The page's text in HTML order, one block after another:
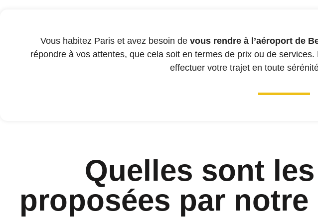
Vous habitez Paris et avez besoin de vous rendre à l’aéroport de
répondre à vos attentes, que cela soit en termes de prix ou de services.
effectuer votre trajet en toute
Quelles sont
proposées par